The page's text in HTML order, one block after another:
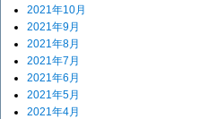
2021年10月
2021年9月
2021年8月
2021年7月
2021年6月
2021年5月
2021年4月